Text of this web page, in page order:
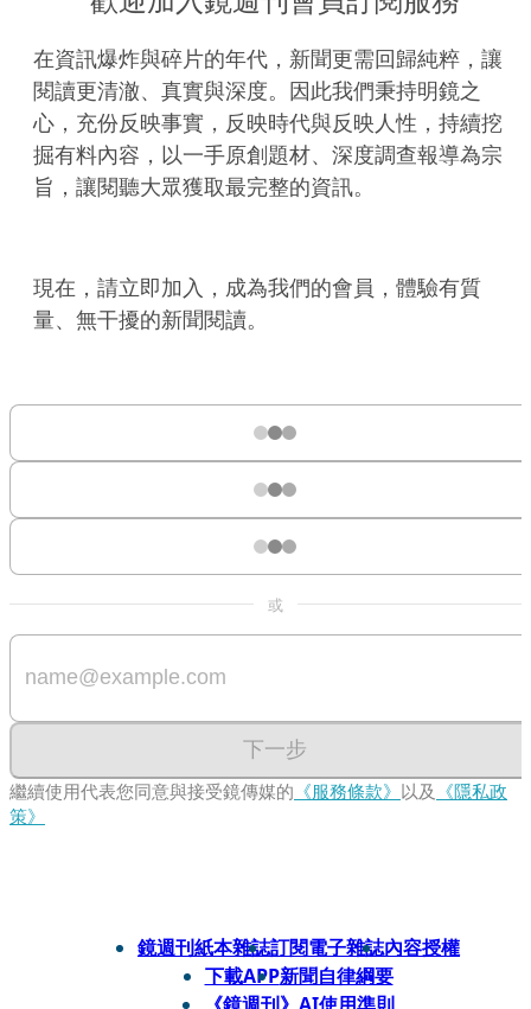
在資訊爆炸與碎片的年代，新聞更需回歸純粹，讓
閱讀更清澈、真實與深度。因此我們秉持明鏡之
心，充份反映事實，反映時代與反映人性，持續挖
掘有料內容，以一手原創題材、深度調查報導為宗
旨，讓閱聽大眾獲取最完整的資訊。
現在，請立即加入，成為我們的會員，體驗有質
量、無干擾的新聞閱讀。
或
下一步
繼續使用代表您同意與接受鏡傳媒的 《服務條款》 以及 《隱私政
策》
鏡週刊紙本雜誌訂閱電子雜誌內容授權
下載APP新聞自律綱要